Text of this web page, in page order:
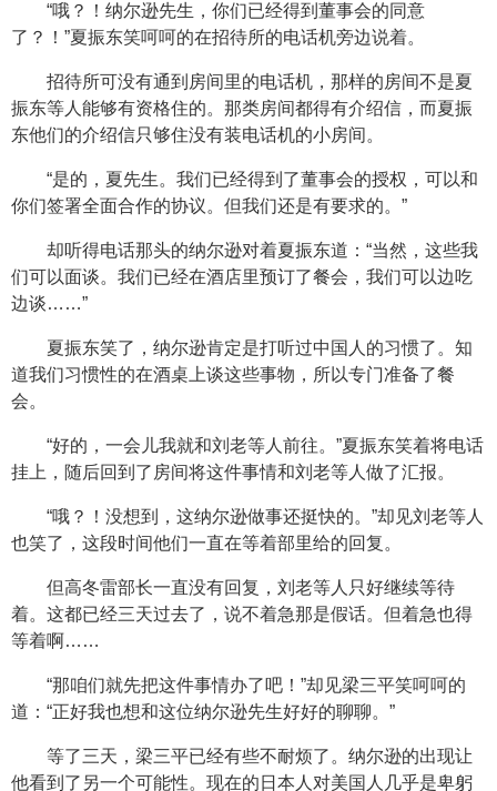
“哦？！纳尔逊先生，你们已经得到董事会的同意
了？！”夏振东笑呵呵的在招待所的电话机旁边说着。
招待所可没有通到房间里的电话机，那样的房间不是夏
振东等人能够有资格住的。那类房间都得有介绍信，而夏振
东他们的介绍信只够住没有装电话机的小房间。
“是的，夏先生。我们已经得到了董事会的授权，可以和
你们签署全面合作的协议。但我们还是有要求的。”
却听得电话那头的纳尔逊对着夏振东道：“当然，这些我
们可以面谈。我们已经在酒店里预订了餐会，我们可以边吃
边谈……”
夏振东笑了，纳尔逊肯定是打听过中国人的习惯了。知
道我们习惯性的在酒桌上谈这些事物，所以专门准备了餐
会。
“好的，一会儿我就和刘老等人前往。”夏振东笑着将电话
挂上，随后回到了房间将这件事情和刘老等人做了汇报。
“哦？！没想到，这纳尔逊做事还挺快的。”却见刘老等人
也笑了，这段时间他们一直在等着部里给的回复。
但高冬雷部长一直没有回复，刘老等人只好继续等待
着。这都已经三天过去了，说不着急那是假话。但着急也得
等着啊……
“那咱们就先把这件事情办了吧！”却见梁三平笑呵呵的
道：“正好我也想和这位纳尔逊先生好好的聊聊。”
等了三天，梁三平已经有些不耐烦了。纳尔逊的出现让
他看到了另一个可能性。现在的日本人对美国人几乎是卑躬